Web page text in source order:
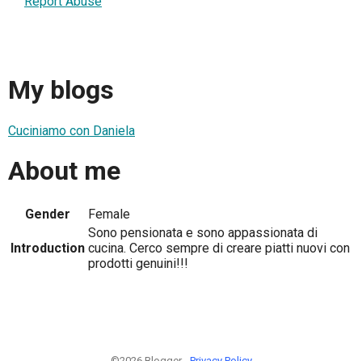
My blogs
Cuciniamo con Daniela
About me
Gender Female
Introduction
Sono pensionata e sono appassionata di
cucina. Cerco sempre di creare piatti nuovi con
prodotti genuini!!!